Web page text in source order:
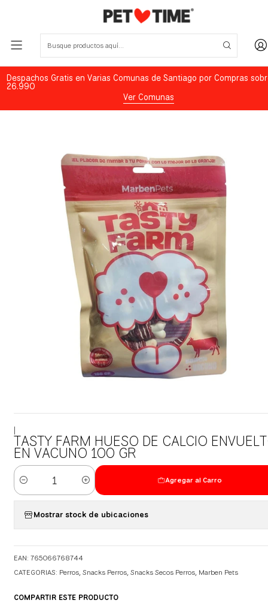
Despachos Gratis en Varias Comunas de Santiago por Compras
26.990
Ver Comunas
TASTY FARM HUESO DE CALCIO
EN VACUNO 100 GR
Cantidad
Agregar al Carro
Mostrar stock de ubicaciones
EAN: 765066768744
CATEGORIAS: Perros,Snacks Perros,Snacks Secos Perros, Marben Pets
COMPARTIR ESTE PRODUCTO